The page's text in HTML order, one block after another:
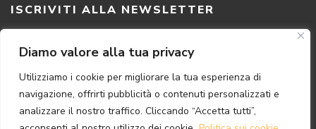
Diamo valore alla tua privacy
Utilizziamo i cookie per migliorare la tua esperienza di
navigazione, offrirti pubblicità o contenuti personalizzati e
analizzare il nostro traffico. Cliccando “Accetta tutti”,
ISCRIVITI ALLA NEWSLETTER
Clicca sul pulsante per ricevere le nostre ultime novità,
notizie e promozioni
ISCRIVITI ADESSO